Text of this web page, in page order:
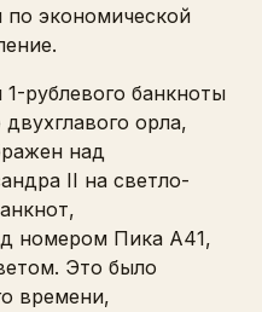
по экономической
рублевого банкноты
орла,
над
II на светло-
номером Пика A41,
Это было
времени,